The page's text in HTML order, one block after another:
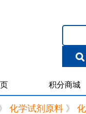
积分商城
化学试剂原料 》